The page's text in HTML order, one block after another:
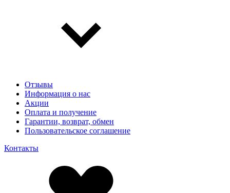
Отзывы
Информация о нас
Акции
Оплата и получение
Гарантии, возврат, обмен
Пользовательское соглашение
Контакты